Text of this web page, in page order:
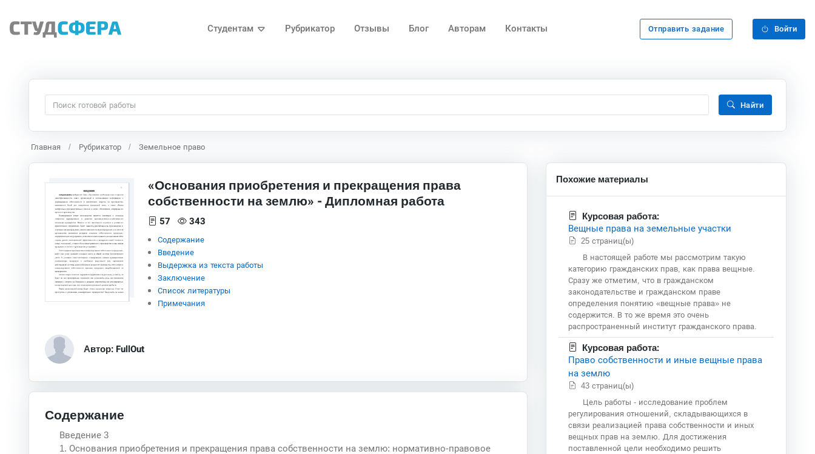
Студентам Рубрикатор Отзывы Блог Авторам Контакты Отправить задание Войти
Найти
Главная Рубрикатор Земельное право
«Основания приобретения и прекращения права
собственности на землю» - Дипломная работа
57 343
Содержание
Введение
Выдержка из текста работы
Заключение
Список литературы
Примечания
Автор: FullOut
Содержание
Введение 3
1. Основания приобретения и прекращения права собственности на землю: нормативно-правовое
Похожие материалы
Курсовая работа:
Вещные права на земельные участки
25 страниц(ы)
В настоящей работе мы рассмотрим такую
категорию гражданских прав, как права вещные.
Сразу же отметим, что в гражданском
законодательстве и гражданском праве
определения понятию «вещные права» не
содержится. В то же время это очень
распространенный институт гражданского права.
Курсовая работа:
Право собственности и иные вещные права
на землю
43 страниц(ы)
Цель работы - исследование проблем
регулирования отношений, складывающихся в
связи реализацией права собственности и иных
вещных прав на землю. Для достижения
поставленной цели необходимо решить